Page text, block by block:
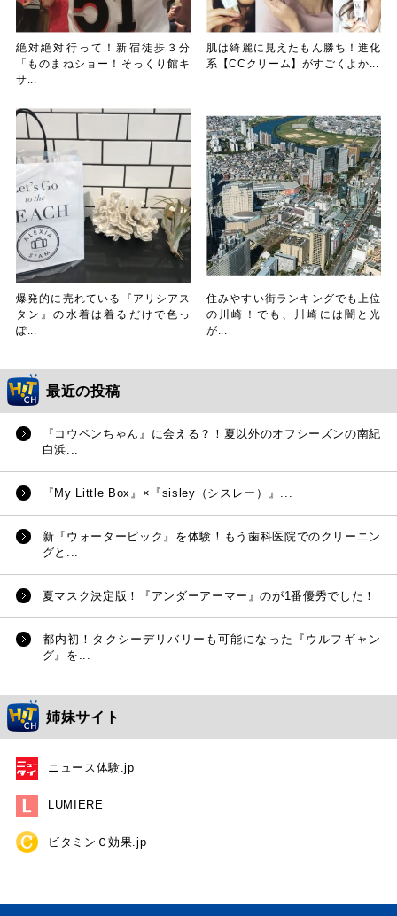
絶対絶対行って！新宿徒歩３分
「ものまねショー！そっくり館キ
サ...
肌は綺麗に見えたもん勝ち！進化
系【CCクリーム】がすごくよか...
爆発的に売れている『アリシアス
タン』の水着は着るだけで色っ
ぽ...
住みやすい街ランキングでも上位
の川崎！でも、川崎には闇と光
が...
最近の投稿
『コウペンちゃん』に会える？！夏以外のオフシーズンの南紀
白浜...
『My Little Box』×『sisley（シスレー）』...
新『ウォーターピック』を体験！もう歯科医院でのクリーニン
グと...
夏マスク決定版！『アンダーアーマー』のが1番優秀でした！
都内初！タクシーデリバリーも可能になった『ウルフギャン
グ』を...
姉妹サイト
ニュース体験.jp
LUMIERE
ビタミンＣ効果.jp